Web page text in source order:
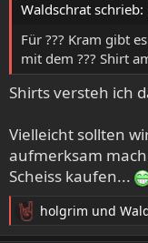
nWaldschrat schrieb:
Für ??? Kram gibt
mit dem ??? Shirt
Shirts versteh ich
Vielleicht sollten
aufmerksam
Scheiss kaufen...
R
e
holgrim und